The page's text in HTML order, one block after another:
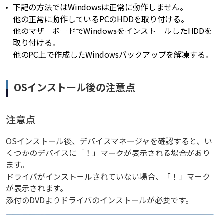
下記の方法ではWindowsは正常に動作しません。
他の正常に動作しているPCのHDDを取り付ける。
他のマザーボードでWindowsをインストールしたHDDを
取り付ける。
他のPC上で作成したWindowsバックアップを解凍する。
OSインストール後の注意点
注意点
OSインストール後、デバイスマネージャを確認すると、い
くつかのデバイスに「！」マークが表示される場合があり
ます。
ドライバがインストールされていない場合、「！」マーク
が表示されます。
添付のDVDよりドライバのインストールが必要です。